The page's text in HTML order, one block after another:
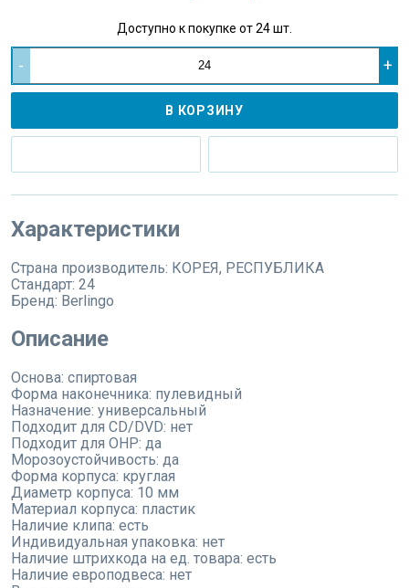
Доступно к покупке от 24 шт.
- +
В КОРЗИНУ
Характеристики
Страна производитель: КОРЕЯ, РЕСПУБЛИКА
Стандарт: 24
Бренд: Berlingo
Описание
Основа: спиртовая
Форма наконечника: пулевидный
Назначение: универсальный
Подходит для CD/DVD: нет
Подходит для OHP: да
Морозоустойчивость: да
Форма корпуса: круглая
Диаметр корпуса: 10 мм
Материал корпуса: пластик
Наличие клипа: есть
Индивидуальная упаковка: нет
Наличие штрихкода на ед. товара: есть
Наличие европодвеса: нет